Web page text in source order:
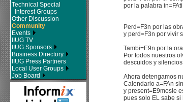
Technical Special
Interest Groups
Other Discussion
Community
Events
IIUG TV
IIUG Sponsors
Business Directory
IIUG Press Partners
Local User Groups
Job Board
por la palabra
Perd=F3n por las
y perd=F3n por vivir
Tambi=E9n por la
Por todos nuestros
descuidos y
Ahora detengamos
Calendario a=FAn
y present=E9mosle
pues solo EL sabe